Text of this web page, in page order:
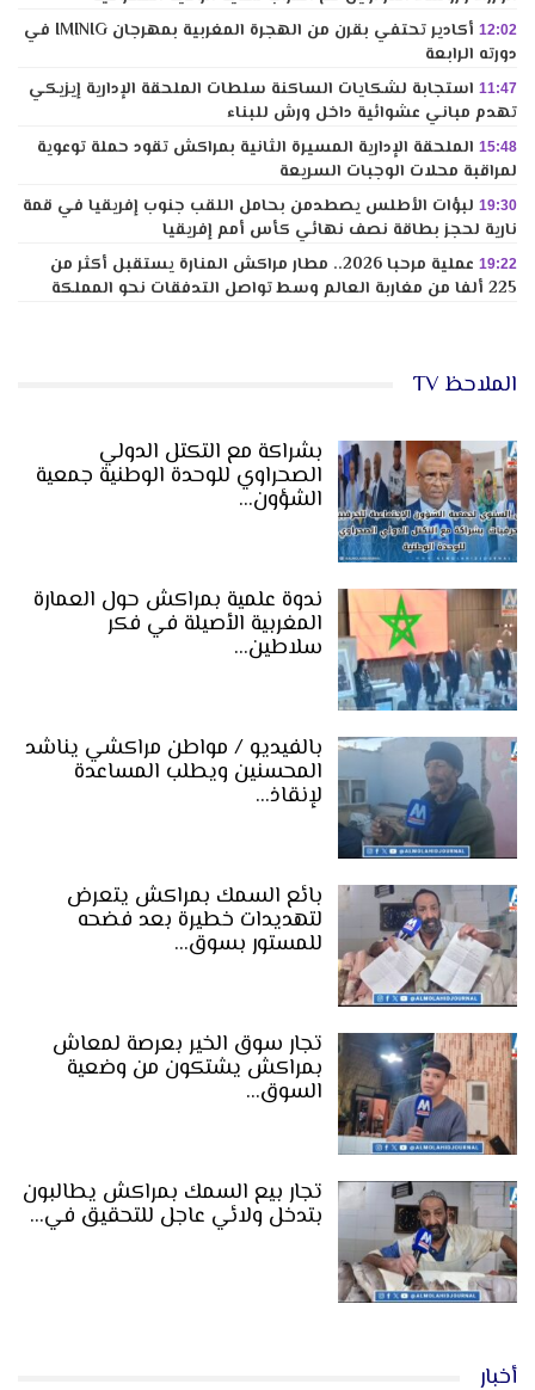
12:02
أكادير تحتفي بقرن من الهجرة المغربية بمهرجان IMINIG في
دورته الرابعة
11:47 استجابة لشكايات الساكنة سلطات الملحقة الإدارية إيزيكي
تهدم مباني عشوائية داخل ورش للبناء
15:48 الملحقة الإدارية المسيرة الثانية بمراكش تقود حملة توعوية
لمراقبة محلات الوجبات السريعة
19:30 لبؤات الأطلس يصطدمن بحامل اللقب جنوب إفريقيا في قمة
نارية لحجز بطاقة نصف نهائي كأس أمم إفريقيا
19:22
عملية مرحبا 2026.. مطار مراكش المنارة يستقبل أكثر من
225 ألفا من مغاربة العالم وسط تواصل التدفقات نحو المملكة
الملاحظ TV
بشراكة مع التكتل الدولي
الصحراوي للوحدة الوطنية جمعية
الشؤون…
ندوة علمية بمراكش حول العمارة
المغربية الأصيلة في فكر
سلاطين…
بالفيديو / مواطن مراكشي يناشد
المحسنين ويطلب المساعدة
لإنقاذ…
بائع السمك بمراكش يتعرض
لتهديدات خطيرة بعد فضحه
للمستور بسوق…
تجار سوق الخير بعرصة لمعاش
بمراكش يشتكون من وضعية
السوق…
تجار بيع السمك بمراكش يطالبون
بتدخل ولائي عاجل للتحقيق في…
أخبار